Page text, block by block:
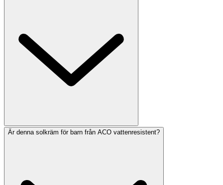
Är denna solkräm för barn från ACO vattenresistent?